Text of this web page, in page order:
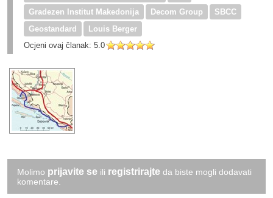
Gradezen Institut Makedonija
Decom Group
SBCC
Geostandard
Louis Berger
Ocjeni ovaj članak: 5.0
Molimo prijavite se ili registrirajte da biste mogli dodavati
komentare.